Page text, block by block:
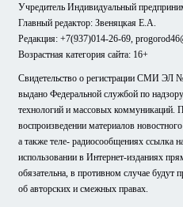
Учредитель Индивидуальный
Главный редактор: Звеняцкая Е.А.
Редакция: +7(937)014-26-69,
Возрастная категория сайта: 16+
Свидетельство о регистрации СМИ ЭЛ
выдано Федеральной службой по
технологий и массовых коммуникаций.
воспроизведении материалов
а также теле- радиосообщениях ссылка
использовании в Интернет-изданиях
обязательна, в противном случае
об авторских и смежных правах.